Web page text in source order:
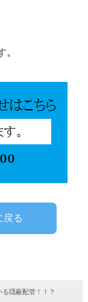
。
戻る
隠蔽配管！！？